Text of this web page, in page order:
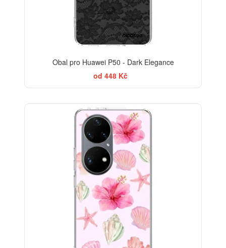
Obal pro Huawei P50 - Dark Elegance
od 448 Kč